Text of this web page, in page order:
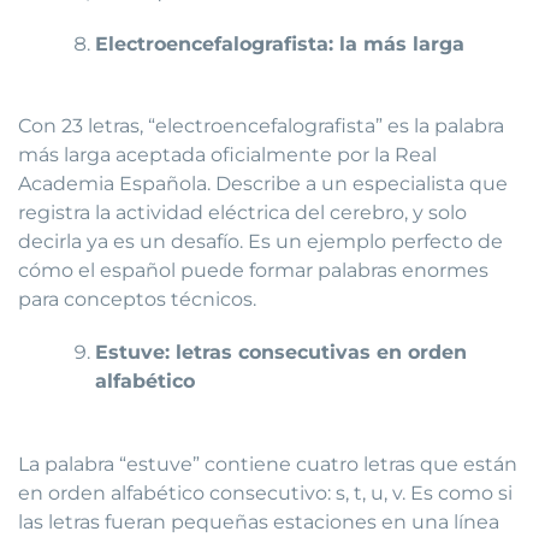
Electroencefalografista: la más larga
Con 23 letras, “electroencefalografista” es la palabra
más larga aceptada oficialmente por la Real
Academia Española. Describe a un especialista que
registra la actividad eléctrica del cerebro, y solo
decirla ya es un desafío. Es un ejemplo perfecto de
cómo el español puede formar palabras enormes
para conceptos técnicos.
Estuve: letras consecutivas en orden
alfabético
La palabra “estuve” contiene cuatro letras que están
en orden alfabético consecutivo: s, t, u, v. Es como si
las letras fueran pequeñas estaciones en una línea